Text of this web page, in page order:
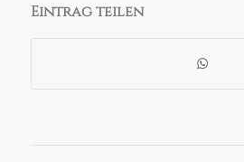
Eintrag teilen